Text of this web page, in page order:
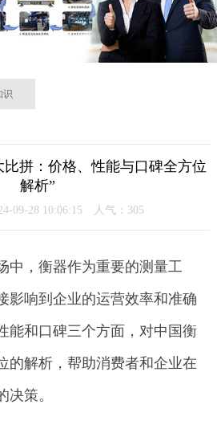
识
拼：价格、性能与口碑全方位
解析”
09-28 10:06:15 人气： 305
中，衡器作为重要的测量工
影响到企业的运营效率和准确
能和口碑三个方面，对中国衡
的解析，帮助消费者和企业在
策。